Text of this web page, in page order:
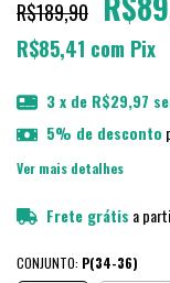
R$189,90
R$85,41 com Pix
3 x de R$29,97
5% de desconto
Ver mais detalhes
Frete grátis a
CONJUNTO: P(34-36)